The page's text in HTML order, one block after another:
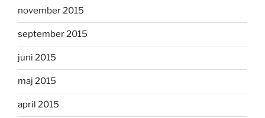
november 2015
september 2015
juni 2015
maj 2015
april 2015